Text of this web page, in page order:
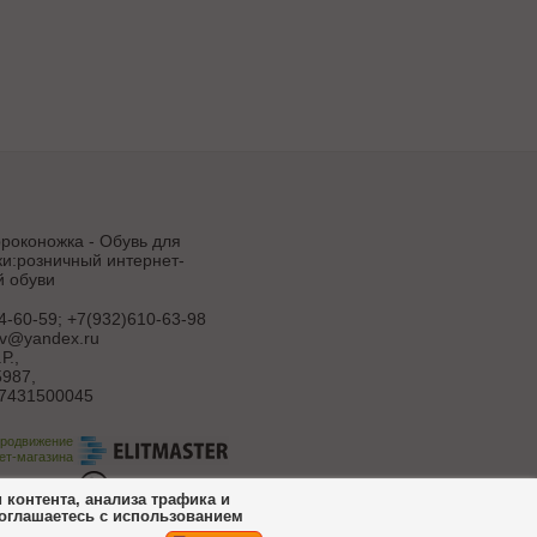
- Обувь для
интернет-
обуви
60-59; +7(932)610-63-98
магазина
анализа трафика и
с использованием